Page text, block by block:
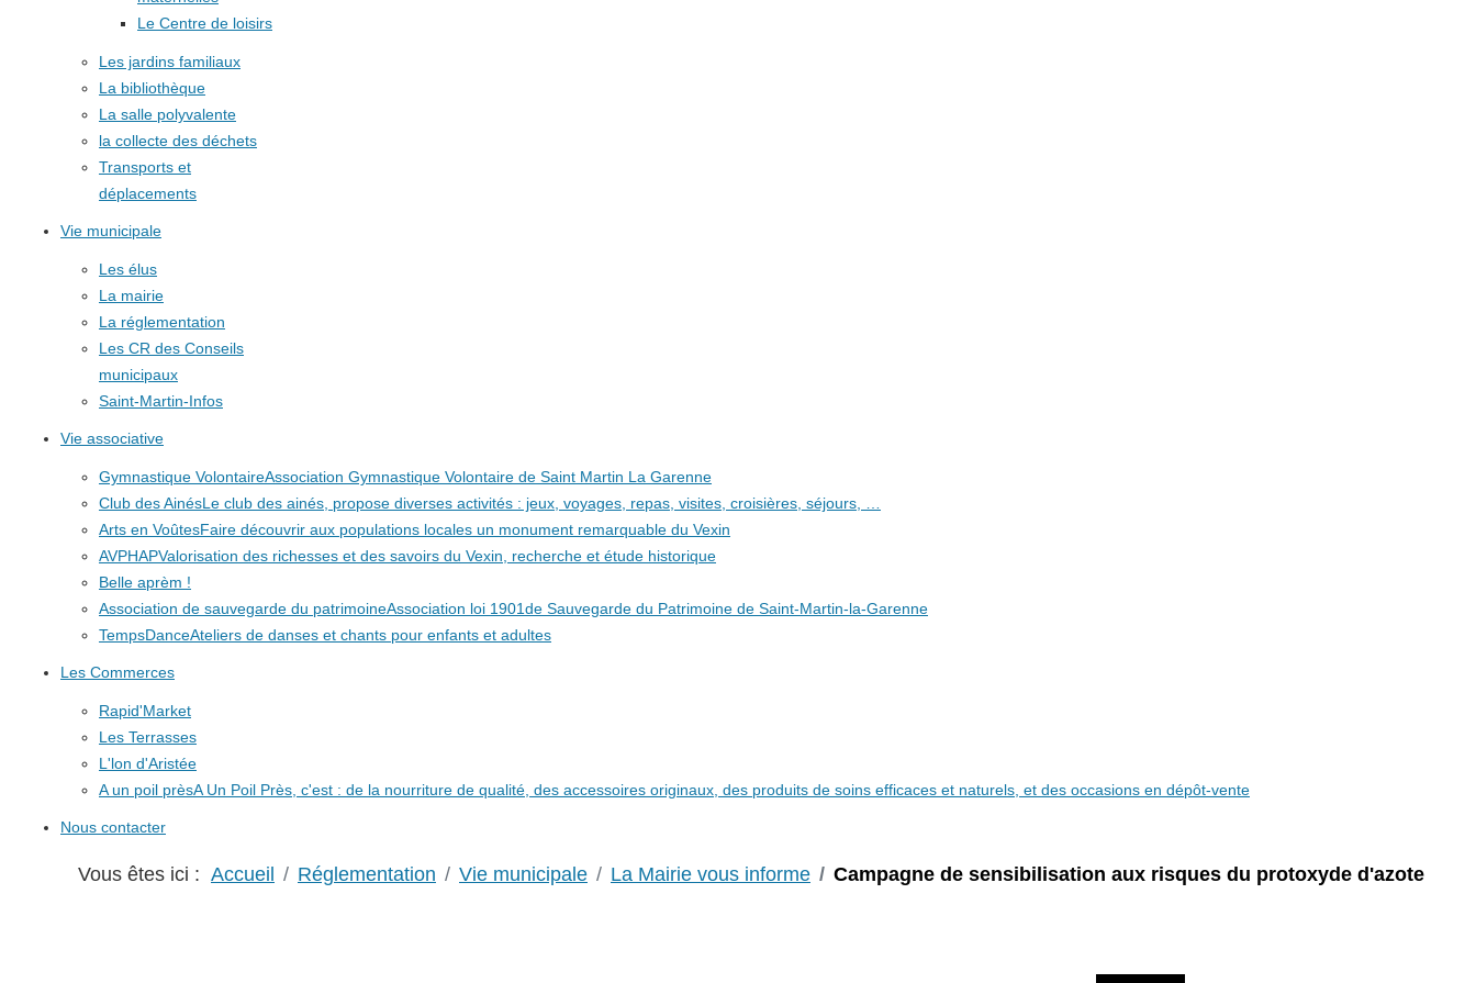
Le Centre de loisirs
Les jardins familiaux
La bibliothèque
La salle polyvalente
la collecte des déchets
Transports et
déplacements
Vie municipale
Les élus
La mairie
La réglementation
Les CR des Conseils
municipaux
Saint-Martin-Infos
Vie associative
Gymnastique VolontaireAssociation Gymnastique Volontaire de Saint Martin La Garenne
Club des AinésLe club des ainés, propose diverses activités : jeux, voyages, repas, visites, croisières, séjours, …
Arts en VoûtesFaire découvrir aux populations locales un monument remarquable du Vexin
AVPHAPValorisation des richesses et des savoirs du Vexin, recherche et étude historique
Belle aprèm !
Association de sauvegarde du patrimoineAssociation loi 1901de Sauvegarde du Patrimoine de Saint-Martin-la-Garenne
TempsDanceAteliers de danses et chants pour enfants et adultes
Les Commerces
Rapid'Market
Les Terrasses
L'lon d'Aristée
A un poil prèsA Un Poil Près, c'est : de la nourriture de qualité, des accessoires originaux, des produits de soins efficaces et naturels, et des occasions en dépôt-vente
Nous contacter
Vous êtes ici : Accueil Réglementation Vie municipale La Mairie vous informe Campagne de sensibilisation aux risques du protoxyde d'azote